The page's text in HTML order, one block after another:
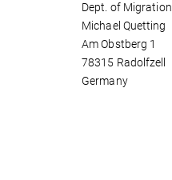
Dept. of Migration
Michael Quetting
Am Obstberg 1
78315 Radolfzell
Germany